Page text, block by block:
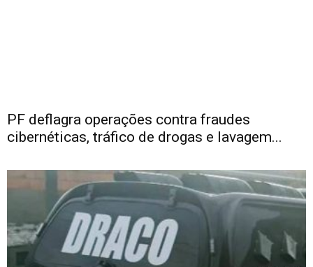
PF deflagra operações contra fraudes
cibernéticas, tráfico de drogas e lavagem...